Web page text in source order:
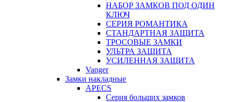
НАБОР ЗАМКОВ ПОД ОДИН
КЛЮЧ
СЕРИЯ РОМАНТИКА
СТАНДАРТНАЯ ЗАЩИТА
ТРОСОВЫЕ ЗАМКИ
УЛЬТРА ЗАЩИТА
УСИЛЕННАЯ ЗАЩИТА
Vanger
Замки накладные
APECS
Серия больших замков